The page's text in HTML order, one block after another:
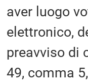
aver luogo
elettronico,
preavviso di
49, comma